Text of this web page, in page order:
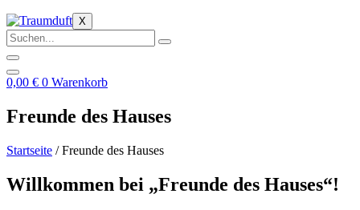
X
0,00 € 0 Warenkorb
Freunde des Hauses
Startseite / Freunde des Hauses
Willkommen bei „Freunde des Hauses“!